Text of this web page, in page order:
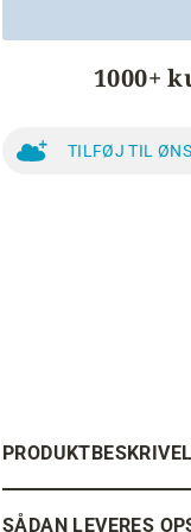
1000+
TILFØJ TIL
SÅDAN LEVERES